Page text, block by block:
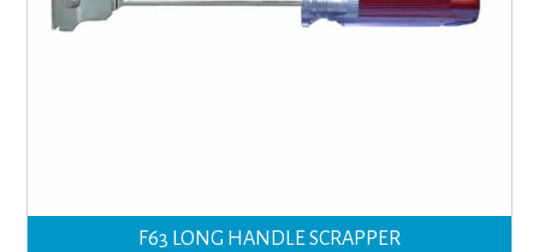
F63 LONG HANDLE SCRAPPER